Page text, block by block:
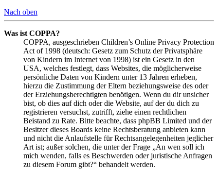
Nach oben
Was ist COPPA?
COPPA, ausgeschrieben Children’s Online Privacy Protection
Act of 1998 (deutsch: Gesetz zum Schutz der Privatsphäre
von Kindern im Internet von 1998) ist ein Gesetz in den
USA, welches festlegt, dass Websites, die möglicherweise
persönliche Daten von Kindern unter 13 Jahren erheben,
hierzu die Zustimmung der Eltern beziehungsweise des oder
der Erziehungsberechtigten benötigen. Wenn du dir unsicher
bist, ob dies auf dich oder die Website, auf der du dich zu
registrieren versuchst, zutrifft, ziehe einen rechtlichen
Beistand zu Rate. Bitte beachte, dass phpBB Limited und der
Besitzer dieses Boards keine Rechtsberatung anbieten kann
und nicht die Anlaufstelle für Rechtsangelegenheiten jeglicher
Art ist; außer solchen, die unter der Frage „An wen soll ich
mich wenden, falls es Beschwerden oder juristische Anfragen
zu diesem Forum gibt?“ behandelt werden.